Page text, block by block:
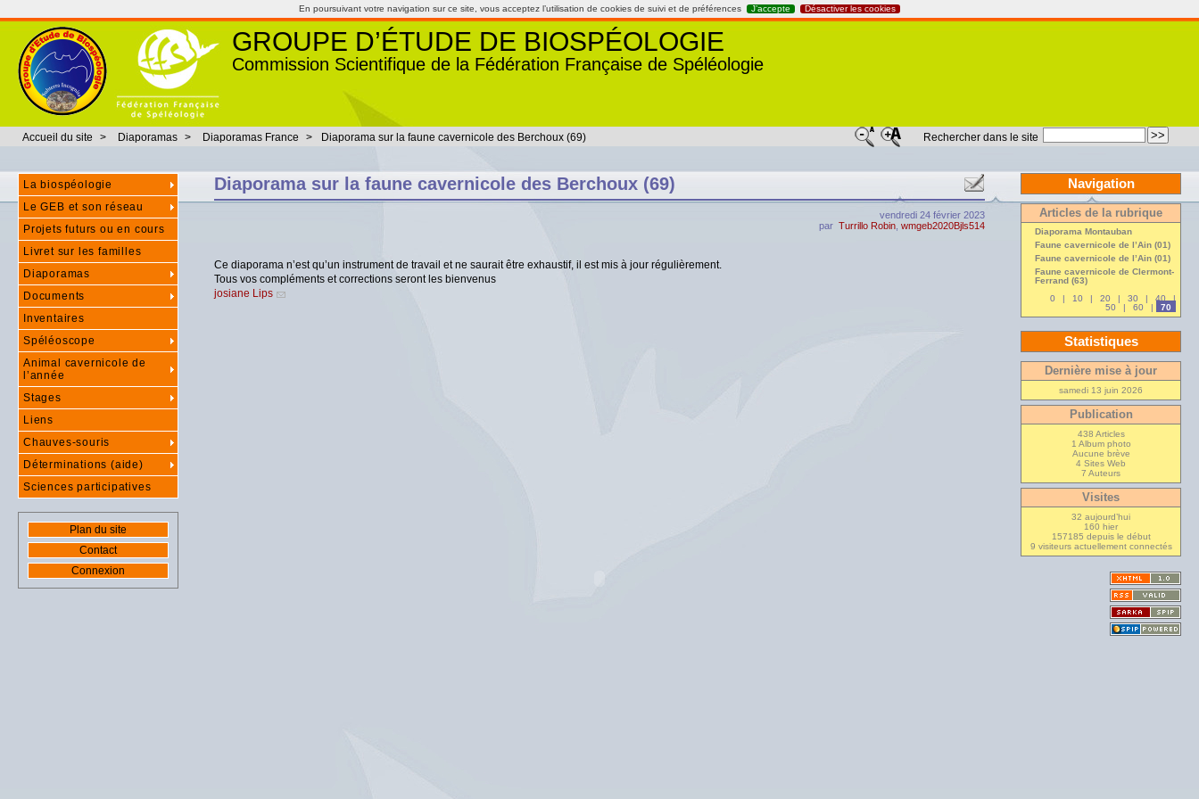
En poursuivant votre navigation sur ce site, vous acceptez l’utilisation de cookies de suivi et de préférences J’accepte Désactiver les cookies
GROUPE D’ÉTUDE DE BIOSPÉOLOGIE
Commission Scientifique de la Fédération Française de Spéléologie
Rechercher dans le site
Accueil du site > Diaporamas > Diaporamas France > Diaporama sur la faune cavernicole des Berchoux (69)
Diaporama sur la faune cavernicole des Berchoux (69)
vendredi 24 février 2023
par Turrillo Robin wmgeb2020Bjls514
Ce diaporama n’est qu’un instrument de travail et ne saurait être exhaustif, il est mis à jour régulièrement.
Tous vos compléments et corrections seront les bienvenus
josiane Lips
La biospéologie
Le GEB et son réseau
Projets futurs ou en cours
Livret sur les familles
Diaporamas
Documents
Inventaires
Spéléoscope
Animal cavernicole de
l’année
Stages
Liens
Chauves-souris
Déterminations (aide)
Sciences participatives
Plan du site
Contact
Connexion
Navigation
Articles de la rubrique
Diaporama Montauban
Faune cavernicole de l’Ain (01)
Faune cavernicole de l’Ain (01)
Faune cavernicole de Clermont-
Ferrand (63)
0
| 10 | 20 | 30 | 40
|
50
| 60 | 70
Statistiques
Dernière mise à jour
samedi 13 juin 2026
Publication
438 Articles
1 Album photo
Aucune brève
4 Sites Web
7 Auteurs
Visites
32 aujourd’hui
160 hier
157185 depuis le début
9 visiteurs actuellement connectés